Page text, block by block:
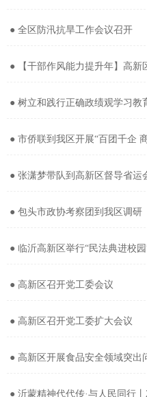
● 全区防汛抗旱工作会议召开
● 包头市政协考察团到我区调研
● 高新区召开党工委会议
● 高新区召开党工委扩大会议